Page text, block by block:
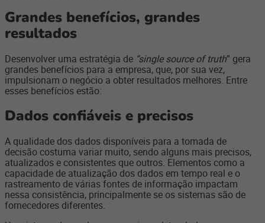
Grandes benefícios, grandes
resultados
Desenvolver uma estratégia de “single source of truth” gera
grandes benefícios para a empresa, que, por sua vez,
impulsionam o negócio a obter resultados melhores. Entre
esses benefícios estão:
Dados confiáveis e precisos
A qualidade dos dados disponíveis para a tomada de
decisão costuma variar muito, sendo alguns mais precisos,
atualizados e consistentes que outros. Elementos como a
capacidade de atualização dos dados em tempo real e o
rastreamento de várias fontes de informação impactam
nessa consistência, principalmente se os sistemas são de
fornecedores diferentes.